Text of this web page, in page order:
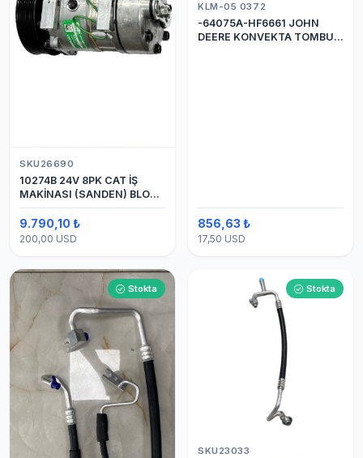
SKU26690
10274B 24V 8PK CAT İŞ
MAKİNASI (SANDEN) BLOK
SAPLAMALI KLİMA
KOMPRESÖRÜ 7H15
9.790,10 ₺
200,00 USD
KLM-05 0372
-64075A-HF6661 JOHN
DEERE KONVEKTA TOMBUL
856,63 ₺
17,50 USD
Stokta Stokta
SKU23033